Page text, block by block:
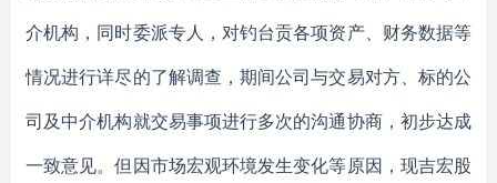
介机构，同时委派专人，对钓台贡各项资产、财务数据等
情况进行详尽的了解调查，期间公司与交易对方、标的公
司及中介机构就交易事项进行多次的沟通协商，初步达成
一致意见。但因市场宏观环境发生变化等原因，现吉宏股